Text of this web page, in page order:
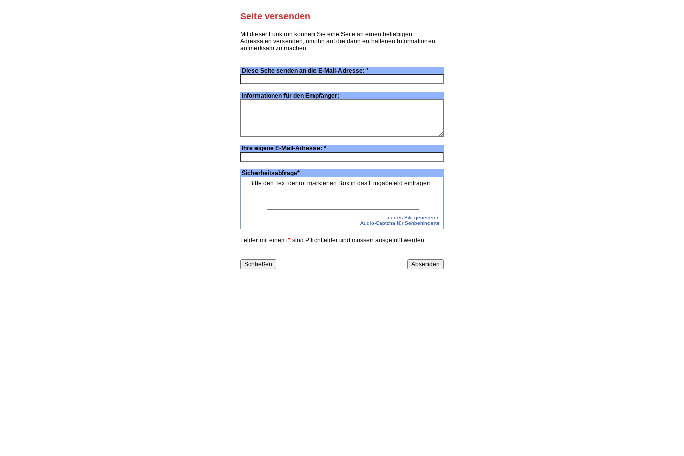
Seite versenden
Mit dieser Funktion können Sie eine Seite an einen beliebigen
Adressaten versenden, um ihn auf die darin enthaltenen Informationen
aufmerksam zu machen.
Diese Seite senden an die E-Mail-Adresse: *
Informationen für den Empfänger:
Ihre eigene E-Mail-Adresse: *
Sicherheitsabfrage*
Bitte den Text der rot markierten Box in das Eingabefeld eintragen:
neues Bild generieren
Audio-Captcha für Sehbehinderte
Felder mit einem * sind Pflichtfelder und müssen ausgefüllt werden.